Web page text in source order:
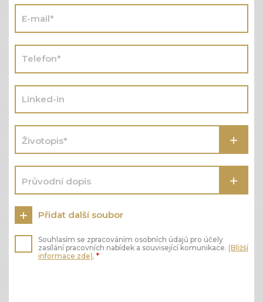
Životopis*
Průvodní dopis
Přidat další soubor
Souhlasím se zpracováním osobních údajů pro účely
zasílání pracovních nabídek a související komunikace. (Bližší
informace zde). *